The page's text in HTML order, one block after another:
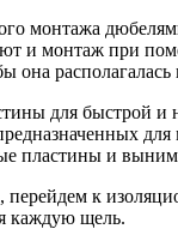
монтажа
и монтаж при
она
для быстрой и
пластины и
к
каждую щель.